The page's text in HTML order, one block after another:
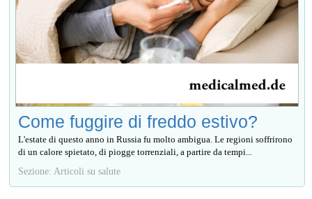
Come fuggire di freddo estivo?
L'estate di questo anno in Russia fu molto ambigua. Le regioni soffrirono
di un calore spietato, di piogge torrenziali, a partire da tempi...
Sezione: Articoli su salute